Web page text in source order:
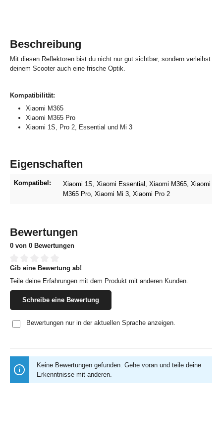
Beschreibung
Mit diesen Reflektoren bist du nicht nur gut sichtbar, sondern verleihst
deinem Scooter auch eine frische Optik.
Kompatibilität:
Xiaomi M365
Xiaomi M365 Pro
Xiaomi 1S, Pro 2, Essential und Mi 3
Eigenschaften
Kompatibel: Xiaomi 1S, Xiaomi Essential , Xiaomi M365, Xiaomi
M365 Pro, Xiaomi Mi 3, Xiaomi Pro 2
Bewertungen
0 von 0 Bewertungen
Durchschnittliche Bewertung von 0 von 5 Sternen
Gib eine Bewertung ab!
Teile deine Erfahrungen mit dem Produkt mit anderen Kunden.
Schreibe eine Bewertung
Bewertungen nur in der aktuellen Sprache anzeigen.
Keine Bewertungen gefunden. Gehe voran und teile deine
Erkenntnisse mit anderen.